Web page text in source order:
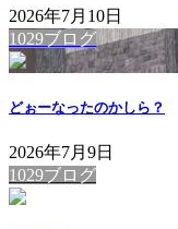
2026年7月10日
1029ブログ
どぉーなったのかしら？
2026年7月9日
1029ブログ